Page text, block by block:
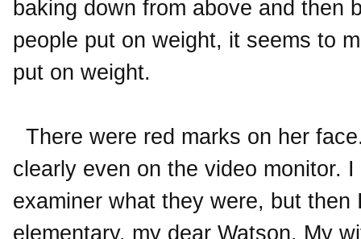
baking down from above and then
people put on weight, it seems to
put on weight.
There were red marks on her
clearly even on the video monitor.
examiner what they were, but
elementary, my dear Watson. My